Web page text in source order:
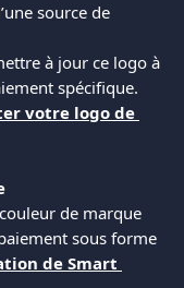
source de
à jour ce logo à
spécifique.
votre logo de
de marque
sous forme
de Smart